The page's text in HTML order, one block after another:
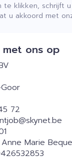
te klikken, schrijft
u akkoord met
ons op
72
skynet.be
Anne Marie